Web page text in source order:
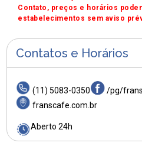
Contato, preços e horários
estabelecimentos sem aviso
Contatos e Horários
(11) 5083-0350 /pg/
franscafe.com.br
Aberto 24h